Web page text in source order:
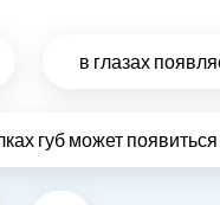
в глазах
губ может